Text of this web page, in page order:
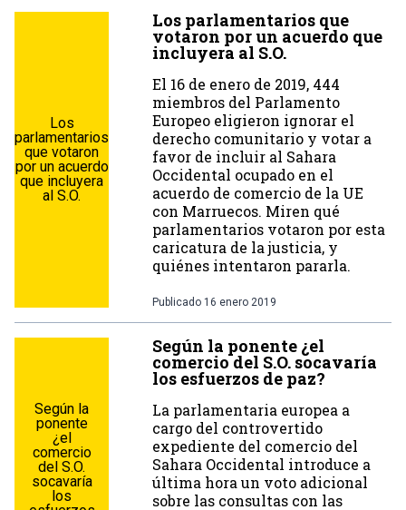
Los
parlamentarios
que votaron
por un acuerdo
que incluyera
al S.O.
Los parlamentarios que
votaron por un acuerdo que
incluyera al S.O.
El 16 de enero de 2019, 444
miembros del Parlamento
Europeo eligieron ignorar el
derecho comunitario y votar a
favor de incluir al Sahara
Occidental ocupado en el
acuerdo de comercio de la UE
con Marruecos. Miren qué
parlamentarios votaron por esta
caricatura de la justicia, y
quiénes intentaron pararla.
Publicado 16 enero 2019
Según la
ponente
¿el
comercio
del S.O.
socavaría
los
Según la ponente ¿el
comercio del S.O. socavaría
los esfuerzos de paz?
La parlamentaria europea a
cargo del controvertido
expediente del comercio del
Sahara Occidental introduce a
última hora un voto adicional
sobre las consultas con las